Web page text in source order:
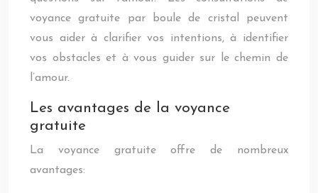
voyance gratuite par boule de cristal peuvent
vous aider à clarifier vos intentions, à identifier
vos obstacles et à vous guider sur le chemin de
l’amour.
Les avantages de la voyance
gratuite
La voyance gratuite offre de nombreux
avantages: